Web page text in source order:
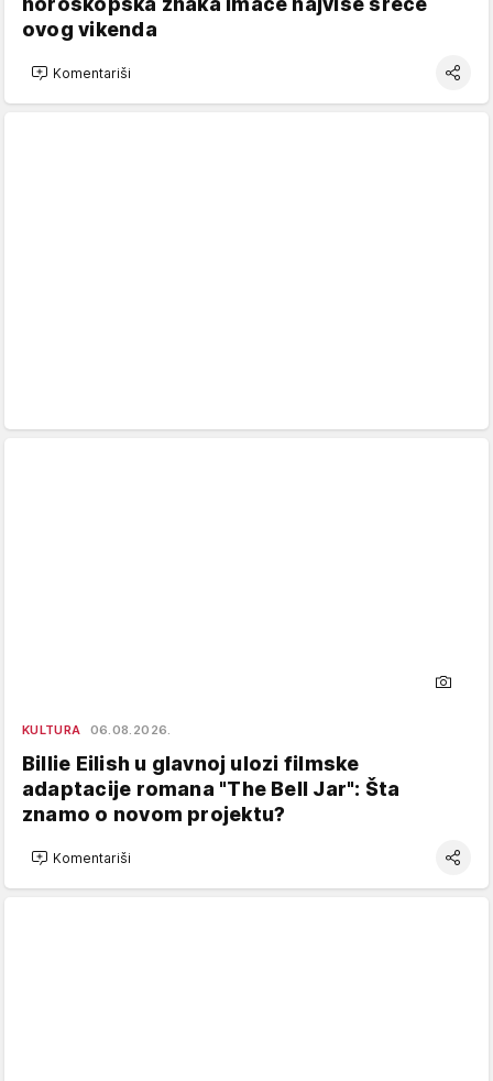
ovog vikenda
Komentariši
KULTURA 06.08.2026.
Billie Eilish u glavnoj ulozi filmske
adaptacije romana "The Bell Jar": Šta
znamo o novom projektu?
Komentariši